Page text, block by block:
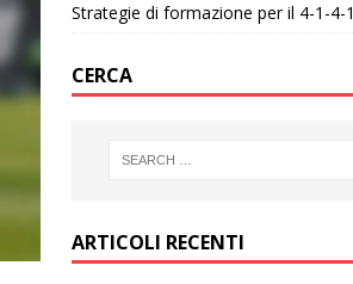
Strategie di formazione per il 4-1-4-1
CERCA
ARTICOLI RECENTI